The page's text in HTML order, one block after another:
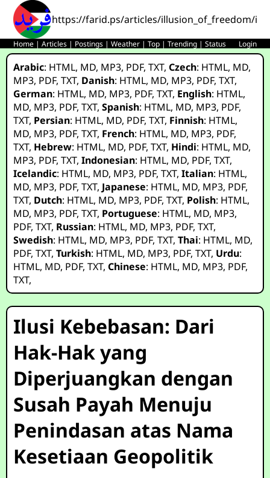
https://farid.ps/articles/illusion_of_freedom/
Home |Articles | Postings |Weather |Top |Trending |Status Login
Arabic: HTML, MD, MP3, PDF,TXT,Czech: HTML, MD,
MP3, PDF,TXT, Danish: HTML, MD, MP3, PDF,TXT,
German: HTML, MD, MP3, PDF,TXT, English: HTML,
MD, MP3, PDF,TXT,Spanish: HTML, MD, MP3, PDF,
TXT, Persian: HTML, MD, PDF,TXT, Finnish: HTML,
MD, MP3, PDF,TXT, French: HTML, MD, MP3, PDF,
TXT, Hebrew: HTML, MD, PDF,TXT, Hindi: HTML, MD,
MP3, PDF,TXT,Indonesian: HTML, MD, PDF,TXT,
Icelandic: HTML, MD, MP3, PDF,TXT,Italian: HTML,
MD, MP3, PDF,TXT, Japanese: HTML, MD, MP3, PDF,
TXT, Dutch: HTML, MD, MP3, PDF,TXT, Polish: HTML,
MD, MP3, PDF,TXT, Portuguese: HTML, MD, MP3,
PDF,TXT, Russian: HTML, MD, MP3, PDF,TXT,
Swedish: HTML, MD, MP3, PDF,TXT,Thai: HTML, MD,
PDF,TXT,Turkish: HTML, MD, MP3, PDF,TXT, Urdu:
HTML, MD, PDF,TXT,Chinese: HTML, MD, MP3, PDF,
TXT,
Ilusi Kebebasan: Dari
Hak-Hak yang
Diperjuangkan dengan
Susah Payah Menuju
Penindasan atas Nama
Kesetiaan Geopolitik